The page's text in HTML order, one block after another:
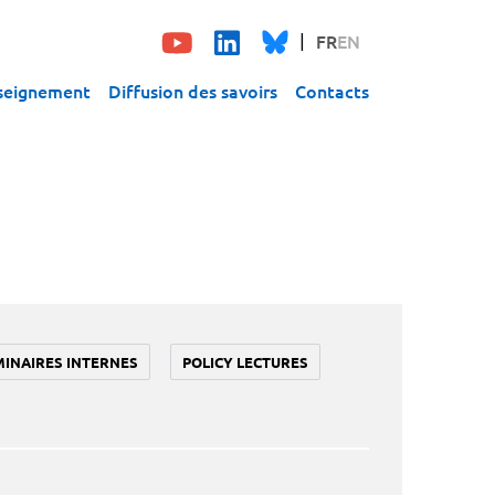
FREN
Diffusion des savoirs Contacts
INTERNES POLICY LECTURES